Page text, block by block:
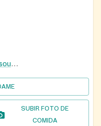
https://dreamchasers21.org/resources/#food
SUBIR FOTO DE
COMIDA